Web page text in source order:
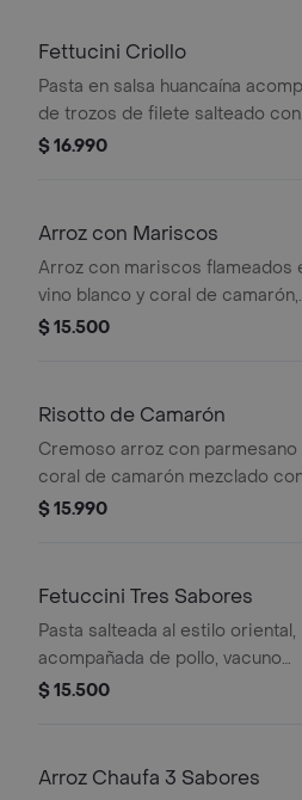
Fettucini Criollo
Pasta en salsa huancaína
de trozos de filete salteado con
tomate, cebolla y cebollín.
$ 16.990
Arroz con Mariscos
Arroz con mariscos flameados
vino blanco y coral de camarón,
acompañado de cebolla y
$ 15.500
Risotto de Camarón
Cremoso arroz con parmesano
coral de camarón mezclado
camarones flameados en
$ 15.990
Fetuccini Tres Sabores
Pasta salteada al estilo oriental,
acompañada de pollo, vacuno
camarones con tomate, cebolla y
$ 15.500
Arroz Chaufa 3 Sabores